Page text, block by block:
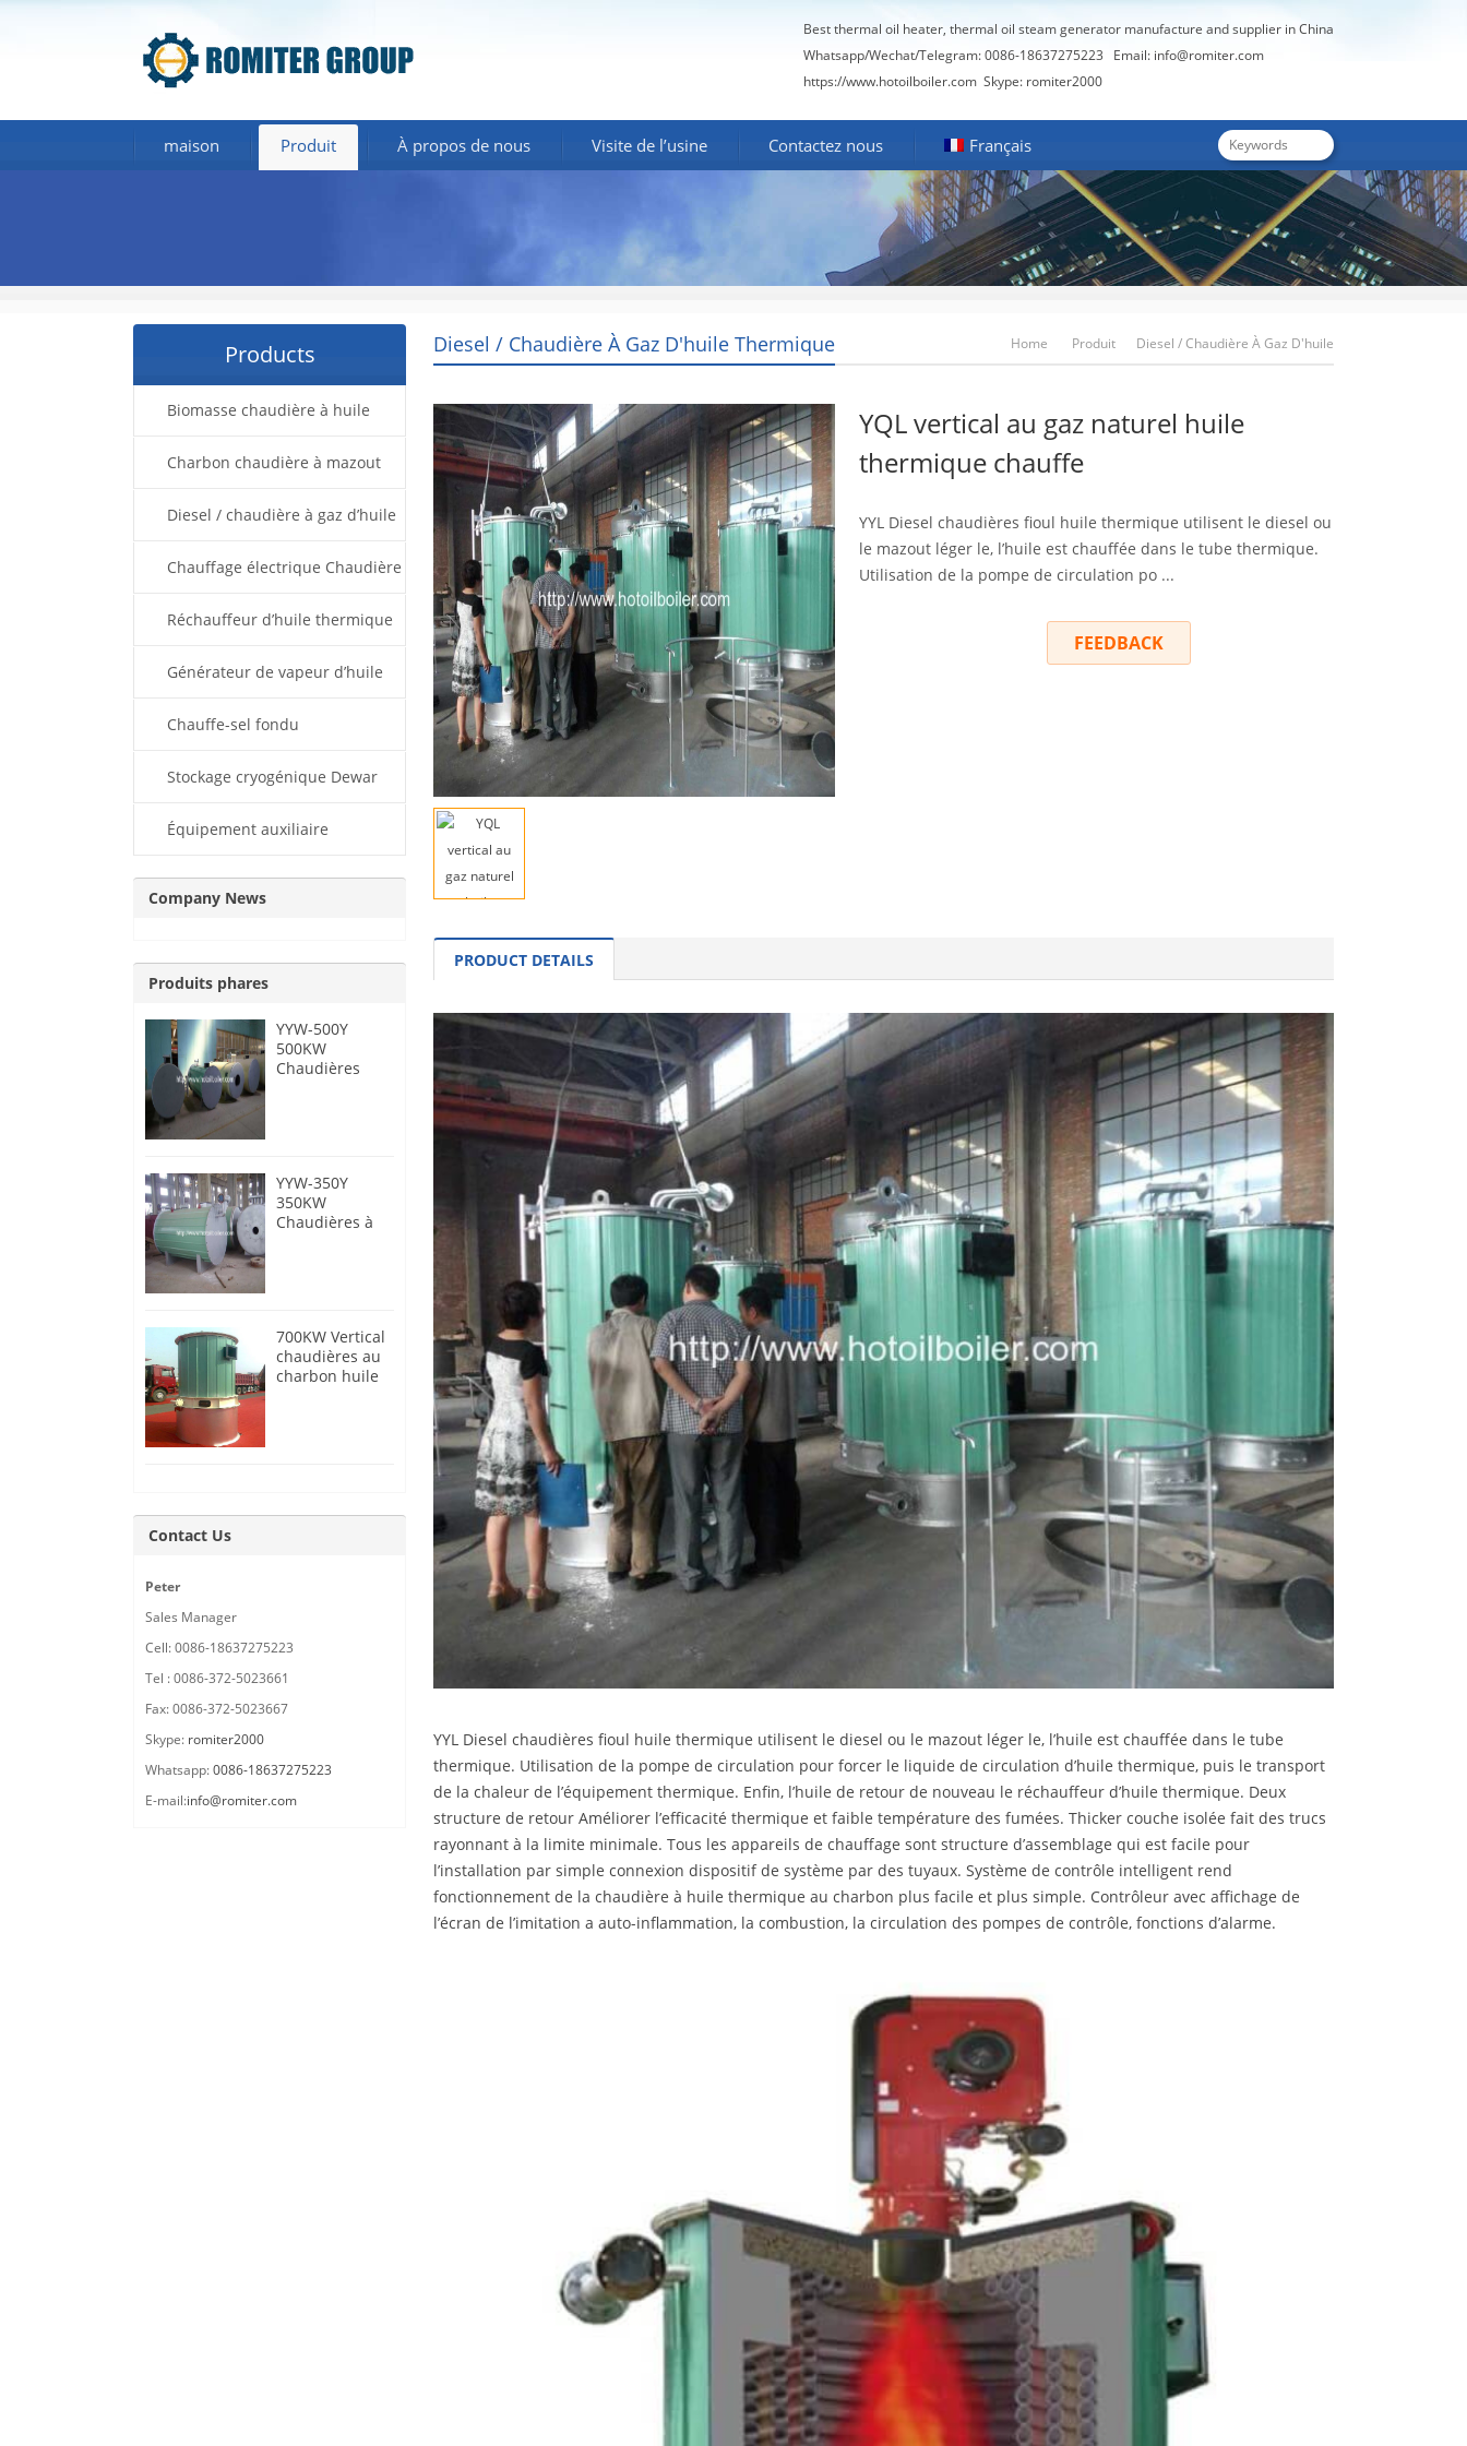
Best thermal oil heater, thermal oil steam generator manufacture and supplier in China
Whatsapp/Wechat/Telegram: 0086-18637275223 Email: info@romiter.com
https://www.hotoilboiler.com Skype: romiter2000
maison Produit À propos de nous Visite de l’usine Contactez nous Français
Diesel / Chaudière À Gaz D'huile Thermique Home Produit Diesel / Chaudière À Gaz D'huile
YQL vertical au gaz naturel huile
thermique chauffe
YYL Diesel chaudières fioul huile thermique utilisent le diesel ou
le mazout léger le, l’huile est chauffée dans le tube thermique.
Utilisation de la pompe de circulation po ...
FEEDBACK
PRODUCT DETAILS
YYL Diesel chaudières fioul huile thermique utilisent le diesel ou le mazout léger le, l’huile est chauffée dans le tube
thermique. Utilisation de la pompe de circulation pour forcer le liquide de circulation d’huile thermique, puis le transport
de la chaleur de l’équipement thermique. Enfin, l’huile de retour de nouveau le réchauffeur d’huile thermique. Deux
structure de retour Améliorer l’efficacité thermique et faible température des fumées. Thicker couche isolée fait des trucs
rayonnant à la limite minimale. Tous les appareils de chauffage sont structure d’assemblage qui est facile pour
l’installation par simple connexion dispositif de système par des tuyaux. Système de contrôle intelligent rend
fonctionnement de la chaudière à huile thermique au charbon plus facile et plus simple. Contrôleur avec affichage de
l’écran de l’imitation a auto-inflammation, la combustion, la circulation des pompes de contrôle, fonctions d’alarme.
Products
Biomasse chaudière à huile
thermique
Charbon chaudière à mazout
thermique
Diesel / chaudière à gaz d’huile
thermique
Chauffage électrique Chaudière
d’huile thermique
Réchauffeur d’huile thermique
ESPCGénérateur de vapeur d’huile
thermique
Chauffe-sel fondu
Stockage cryogénique Dewar
Équipement auxiliaire
Company News
Produits phares
YYW-500Y
500KW
Chaudières
YYW-350Y
350KW
Chaudières à
700KW Vertical
chaudières au
charbon huile
Contact Us
Peter
Sales Manager
Cell: 0086-18637275223
Tel : 0086-372-5023661
Fax: 0086-372-5023667
Skype: romiter2000
Whatsapp:0086-18637275223
E-mail:info@romiter.com